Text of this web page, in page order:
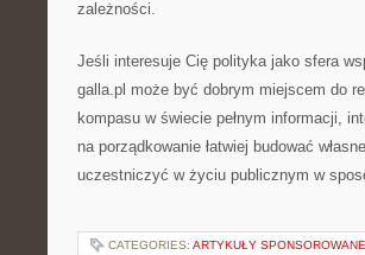
zależności.
Jeśli interesuje Cię polityka jako sfera
galla.pl może być dobrym miejscem do
kompasu w świecie pełnym informacji,
na porządkowanie łatwiej budować
uczestniczyć w życiu publicznym w
CATEGORIES: ARTYKUŁY SPONSOROWANE